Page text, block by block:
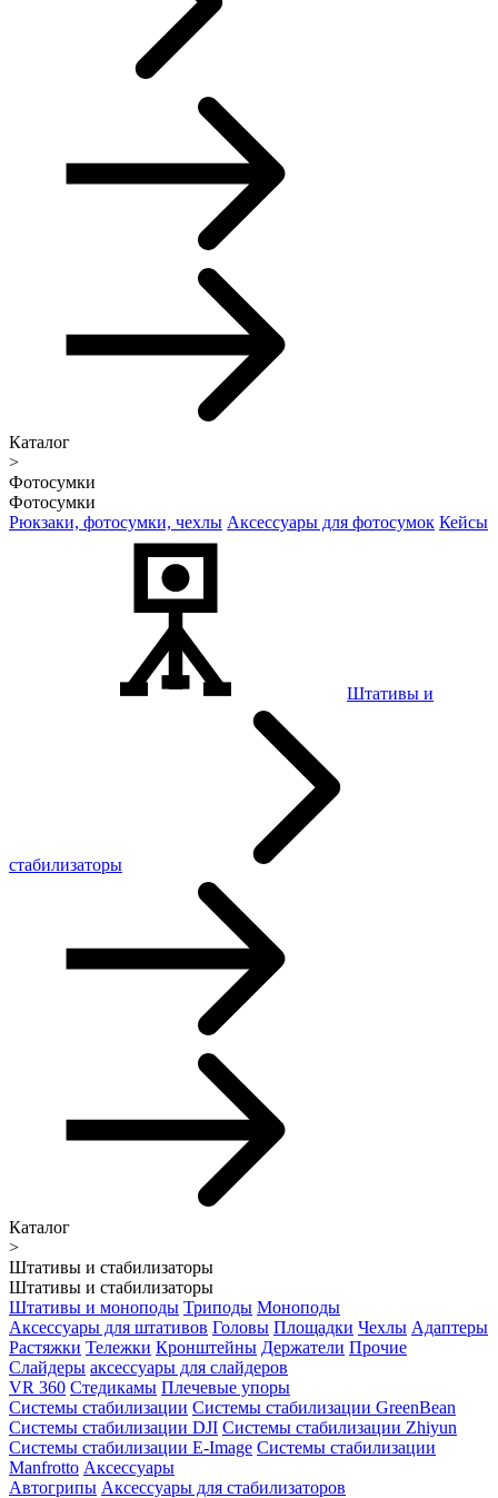
Каталог
>
Фотосумки
Фотосумки
Рюкзаки, фотосумки, чехлы Аксессуары для фотосумок Кейсы
Штативы и
стабилизаторы
Каталог
>
Штативы и стабилизаторы
Штативы и стабилизаторы
Штативы и моноподы Триподы Моноподы
Аксессуары для штативов Головы Площадки Чехлы Адаптеры
Растяжки Тележки Кронштейны Держатели Прочие
Слайдеры аксессуары для слайдеров
VR 360 Стедикамы Плечевые упоры
Системы стабилизации Системы стабилизации GreenBean
Системы стабилизации DJI Системы стабилизации Zhiyun
Системы стабилизации E-Image Системы стабилизации
Manfrotto Аксессуары
Автогрипы Аксессуары для стабилизаторов